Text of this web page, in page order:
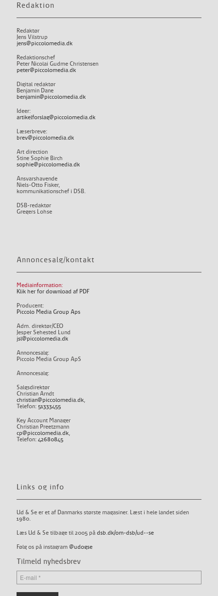
Redaktion
Redaktør
Jens Vilstrup
jens@piccolomedia.dk
Redaktionschef
Peter Nicolai Gudme Christensen
peter@piccolomedia.dk
Digital redaktør
Benjamin Dane
benjamin@piccolomedia.dk
Ideer:
artikelforslag@piccolomedia.dk
Læserbreve:
brev@piccolomedia.dk
Art direction
Stine Sophie Birch
sophie@piccolomedia.dk
Ansvarshavende
Niels-Otto Fisker,
kommunikationschef i DSB.
DSB-redaktør
Gregers Lohse
Annoncesalg/kontakt
Mediainformation:
Klik her for download af PDF
Producent:
Piccolo Media Group Aps
Adm. direktør/CEO
Jesper Sehested Lund
jsl@piccolomedia.dk
Annoncesalg:
Piccolo Media Group ApS
Annoncesalg:
Salgsdirektør
Christian Arndt
christian@piccolomedia.dk,
Telefon: 51333455
Key Account Manager
Christian Preetzmann
cp@piccolomedia.dk,
Telefon: 42680845
Links og info
Ud & Se er et af Danmarks største magasiner. Læst i hele landet siden
1980.
Læs Ud & Se tilbage til 2005 på dsb.dk/om-dsb/ud--se
Følg os på instagram @udogse
Tilmeld nyhedsbrev